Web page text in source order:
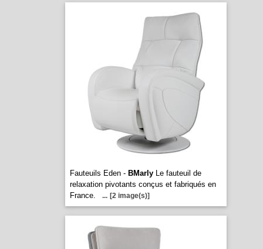
Fauteuils Eden - BMarlyLe fauteuil de
relaxation pivotants conçus et fabriqués en
France.
... [2 image(s)]